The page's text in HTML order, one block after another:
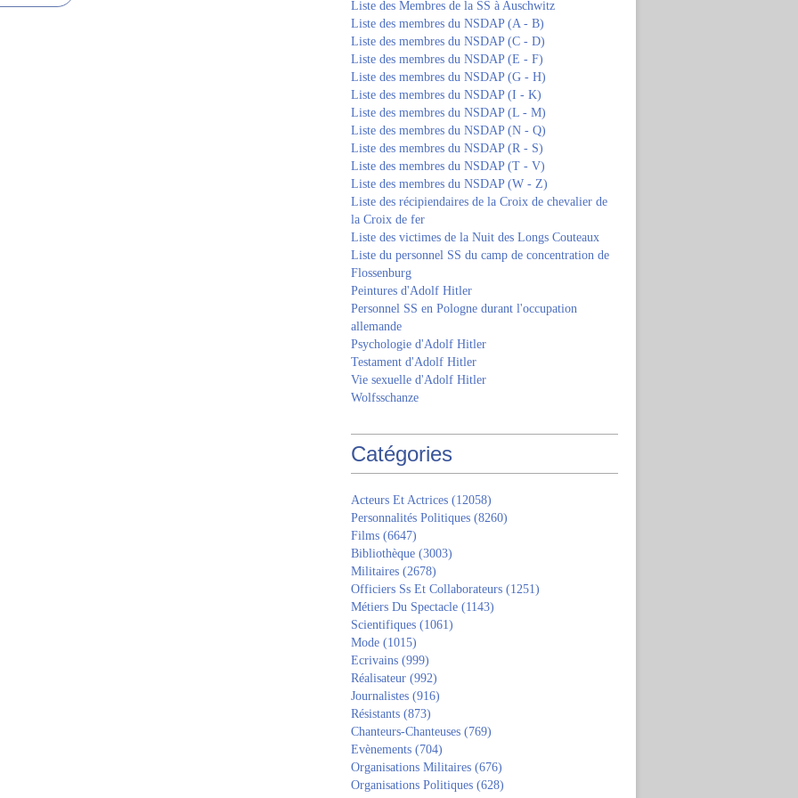
Liste des Membres de la SS à Auschwitz
Liste des membres du NSDAP (A - B)
Liste des membres du NSDAP (C - D)
Liste des membres du NSDAP (E - F)
Liste des membres du NSDAP (G - H)
Liste des membres du NSDAP (I - K)
Liste des membres du NSDAP (L - M)
Liste des membres du NSDAP (N - Q)
Liste des membres du NSDAP (R - S)
Liste des membres du NSDAP (T - V)
Liste des membres du NSDAP (W - Z)
Liste des récipiendaires de la Croix de chevalier de
la Croix de fer
Liste des victimes de la Nuit des Longs Couteaux
Liste du personnel SS du camp de concentration de
Flossenburg
Peintures d'Adolf Hitler
Personnel SS en Pologne durant l'occupation
allemande
Psychologie d'Adolf Hitler
Testament d'Adolf Hitler
Vie sexuelle d'Adolf Hitler
Wolfsschanze
Catégories
Acteurs Et Actrices (12058)
Personnalités Politiques (8260)
Films (6647)
Bibliothèque (3003)
Militaires (2678)
Officiers Ss Et Collaborateurs (1251)
Métiers Du Spectacle (1143)
Scientifiques (1061)
Mode (1015)
Ecrivains (999)
Réalisateur (992)
Journalistes (916)
Résistants (873)
Chanteurs-Chanteuses (769)
Evènements (704)
Organisations Militaires (676)
Organisations Politiques (628)